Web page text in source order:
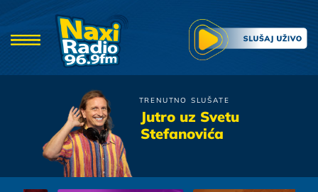
TRENUTNO SLUŠATE
Jutro uz Svetu
Stefanovića
Colonia
Njeno ime ne zovi u snu